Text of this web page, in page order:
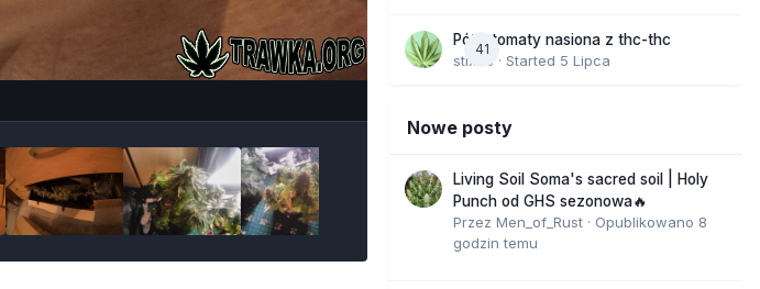
Image Tools
41
Półautomaty nasiona z thc-thc
stix33 · Started 5 Lipca
Nowe posty
Living Soil Soma's sacred soil | Holy
Punch od GHS sezonowa🔥
Przez Men_of_Rust · Opublikowano 8
godzin temu